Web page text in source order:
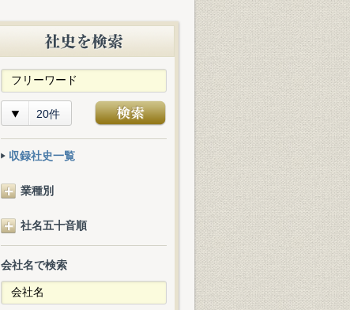
20件
収録社史一覧
業種別
社名五十音順
会社名で検索